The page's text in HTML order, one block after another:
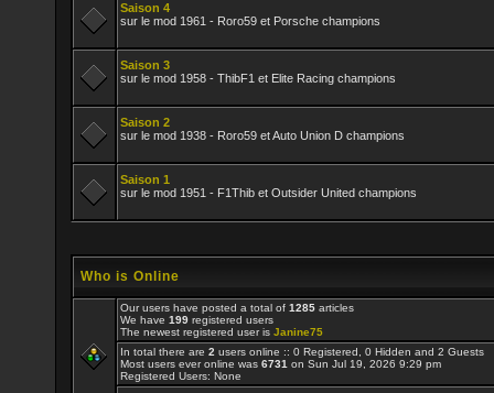
Saison 4
sur le mod 1961 - Roro59 et Porsche champions
Saison 3
sur le mod 1958 - ThibF1 et Elite Racing champions
Saison 2
sur le mod 1938 - Roro59 et Auto Union D champions
Saison 1
sur le mod 1951 - F1Thib et Outsider United champions
Who is Online
Our users have posted a total of 1285 articles
We have 199 registered users
The newest registered user is Janine75
In total there are 2 users online :: 0 Registered, 0 Hidden and 2
Most users ever online was 6731 on Sun Jul 19, 2026 9:29 pm
Registered Users: None